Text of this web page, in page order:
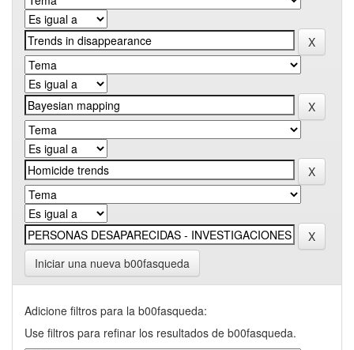
Iniciar una nueva b00fasqueda
Adicione filtros para la b00fasqueda:
Use filtros para refinar los resultados de b00fasqueda.